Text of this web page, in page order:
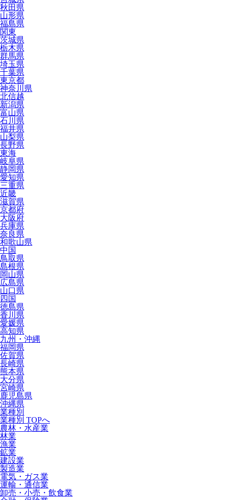
秋田県
山形県
福島県
関東
茨城県
栃木県
群馬県
埼玉県
千葉県
東京都
神奈川県
北信越
新潟県
富山県
石川県
福井県
山梨県
長野県
東海
岐阜県
静岡県
愛知県
三重県
近畿
滋賀県
京都府
大阪府
兵庫県
奈良県
和歌山県
中国
鳥取県
島根県
岡山県
広島県
山口県
四国
徳島県
香川県
愛媛県
高知県
九州・沖縄
福岡県
佐賀県
長崎県
熊本県
大分県
宮崎県
鹿児島県
沖縄県
業種別
業種別 TOPへ
農林・水産業
林業
漁業
鉱業
建設業
製造業
電気・ガス業
運輸・通信業
卸売・小売・飲食業